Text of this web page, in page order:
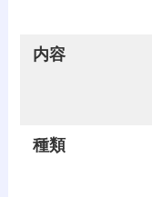
内容
種類